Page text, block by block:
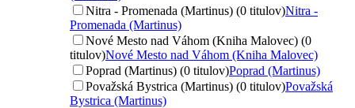
Nitra - Promenada (Martinus) (0 titulov)Nitra -
Promenada (Martinus)
Nové Mesto nad Váhom (Kniha Malovec) (0
titulov)Nové Mesto nad Váhom (Kniha Malovec)
Poprad (Martinus) (0 titulov)Poprad (Martinus)
Považská Bystrica (Martinus) (0 titulov)Považská
Bystrica (Martinus)